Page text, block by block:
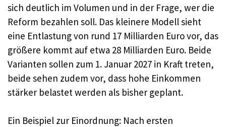
sich deutlich im Volumen und in der Frage, wer die
Reform bezahlen soll. Das kleinere Modell sieht
eine Entlastung von rund 17 Milliarden Euro vor, das
größere kommt auf etwa 28 Milliarden Euro. Beide
Varianten sollen zum 1. Januar 2027 in Kraft treten,
beide sehen zudem vor, dass hohe Einkommen
stärker belastet werden als bisher geplant.
Ein Beispiel zur Einordnung: Nach ersten